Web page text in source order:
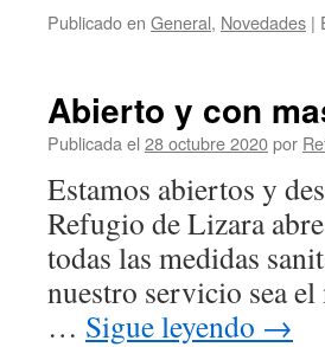
Publicado en General, Novedades |
Abierto y con
Publicada el 28 octubre 2020por
Estamos abiertos y
Refugio de Lizara
todas las medidas
nuestro servicio sea
… Sigue leyendo →